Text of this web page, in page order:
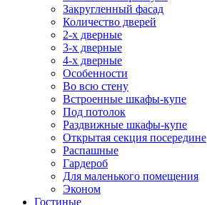
Закругленный фасад
Количество дверей
2-х дверные
3-х дверные
4-х дверные
Особенности
Во всю стену
Встроенные шкафы-купе
Под потолок
Раздвижные шкафы-купе
Открытая секция посередине
Распашные
Гардероб
Для маленького помещения
Эконом
Гостиные